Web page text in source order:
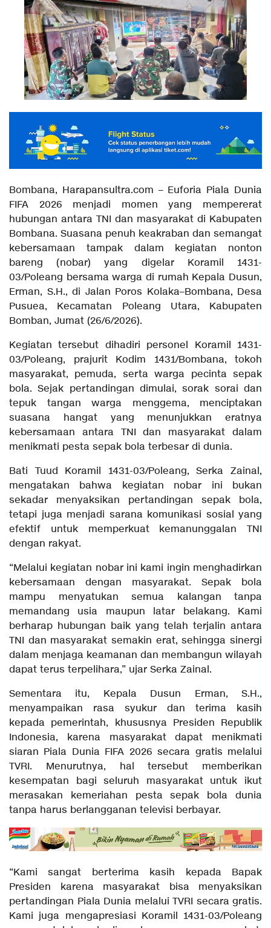
Bombana, Harapansultra.com – Euforia Piala Dunia
FIFA 2026 menjadi momen yang mempererat
hubungan antara TNI dan masyarakat di Kabupaten
Bombana. Suasana penuh keakraban dan semangat
kebersamaan tampak dalam kegiatan nonton
bareng (nobar) yang digelar Koramil 1431-
03/Poleang bersama warga di rumah Kepala Dusun,
Erman, S.H., di Jalan Poros Kolaka–Bombana, Desa
Pusuea, Kecamatan Poleang Utara, Kabupaten
Bomban, Jumat (26/6/2026).
Kegiatan tersebut dihadiri personel Koramil 1431-
03/Poleang, prajurit Kodim 1431/Bombana, tokoh
masyarakat, pemuda, serta warga pecinta sepak
bola. Sejak pertandingan dimulai, sorak sorai dan
tepuk tangan warga menggema, menciptakan
suasana hangat yang menunjukkan eratnya
kebersamaan antara TNI dan masyarakat dalam
menikmati pesta sepak bola terbesar di dunia.
Bati Tuud Koramil 1431-03/Poleang, Serka Zainal,
mengatakan bahwa kegiatan nobar ini bukan
sekadar menyaksikan pertandingan sepak bola,
tetapi juga menjadi sarana komunikasi sosial yang
efektif untuk memperkuat kemanunggalan TNI
dengan rakyat.
“Melalui kegiatan nobar ini kami ingin menghadirkan
kebersamaan dengan masyarakat. Sepak bola
mampu menyatukan semua kalangan tanpa
memandang usia maupun latar belakang. Kami
berharap hubungan baik yang telah terjalin antara
TNI dan masyarakat semakin erat, sehingga sinergi
dalam menjaga keamanan dan membangun wilayah
dapat terus terpelihara,” ujar Serka Zainal.
Sementara itu, Kepala Dusun Erman, S.H.,
menyampaikan rasa syukur dan terima kasih
kepada pemerintah, khususnya Presiden Republik
Indonesia, karena masyarakat dapat menikmati
siaran Piala Dunia FIFA 2026 secara gratis melalui
TVRI. Menurutnya, hal tersebut memberikan
kesempatan bagi seluruh masyarakat untuk ikut
merasakan kemeriahan pesta sepak bola dunia
tanpa harus berlangganan televisi berbayar.
“Kami sangat berterima kasih kepada Bapak
Presiden karena masyarakat bisa menyaksikan
pertandingan Piala Dunia melalui TVRI secara gratis.
Kami juga mengapresiasi Koramil 1431-03/Poleang